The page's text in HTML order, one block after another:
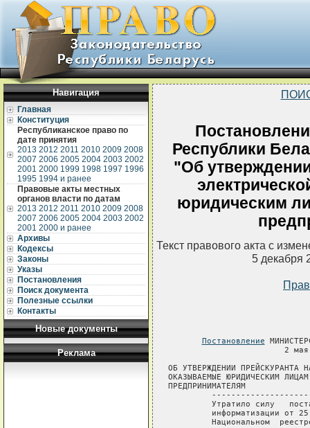
Навигация
Главная
Конституция
Республиканское право по
дате принятия
2013 2012 2011 2010 2009 2008
2007 2006 2005 2004 2003 2002
2001 2000 1999 1998 1997 1996
1995 1994 и ранее
Правовые акты местных
органов власти по датам
2013 2012 2011 2010 2009 2008
2007 2006 2005 2004 2003 2002
2001 2000 и ранее
Архивы
Кодексы
Законы
Указы
Постановления
Поиск документа
Полезные ссылки
Контакты
Новые документы
Реклама
Республики
"Об
юридическим
Текст правового акта с
5 декабря
Постановление
2
ОБ УТВЕРЖДЕНИИ ПРЕЙСКУРАНТА
ОКАЗЫВАЕМЫЕ ЮРИДИЧЕСКИМ
ПРЕДПРИНИМАТЕЛЯМ
Утратило силу
информатизации от
Национальном